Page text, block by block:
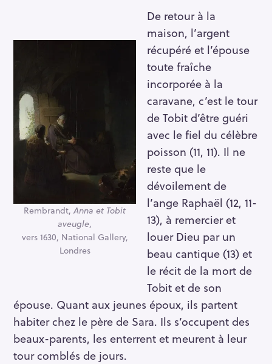
Rembrandt, Anna et Tobit
aveugle,
vers 1630, National Gallery,
Londres
De retour à la
maison, l’argent
récupéré et l’épouse
toute fraîche
incorporée à la
caravane, c’est le tour
de Tobit d’être guéri
avec le fiel du célèbre
poisson (11, 11). Il ne
reste que le
dévoilement de
l’ange Raphaël (12, 11-
13), à remercier et
louer Dieu par un
beau cantique (13) et
le récit de la mort de
Tobit et de son
épouse. Quant aux jeunes époux, ils partent
habiter chez le père de Sara. Ils s’occupent des
beaux-parents, les enterrent et meurent à leur
tour comblés de jours.